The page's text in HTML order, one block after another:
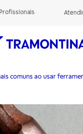
comuns ao usar